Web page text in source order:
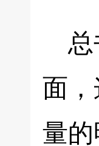
面
量的